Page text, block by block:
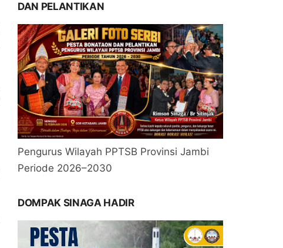
DAN PELANTIKAN
Pengurus Wilayah PPTSB Provinsi Jambi
Periode 2026–2030
DOMPAK SINAGA HADIR